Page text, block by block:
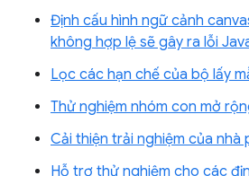
Định cấu hình ngữ cảnh
không hợp lệ sẽ gây ra lỗi
Lọc các hạn chế của bộ lấy
Thử nghiệm nhóm con mở
Cải thiện trải nghiệm của nhà
Hỗ trợ thử nghiệm cho các